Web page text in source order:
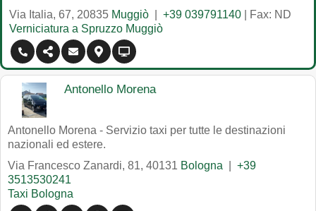
Via Italia, 67, 20835 Muggiò +39 039791140 | Fax: ND
Verniciatura a Spruzzo Muggiò
Antonello Morena
Antonello Morena - Servizio taxi per tutte le destinazioni
nazionali ed estere.
Via Francesco Zanardi, 81, 40131 Bologna
+39
3513530241
Taxi Bologna